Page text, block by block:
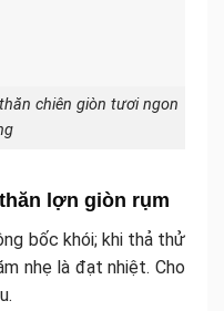
chiên giòn tươi ngon
lợn giòn rụm
bốc khói; khi thả thử
nhẹ là đạt nhiệt. Cho